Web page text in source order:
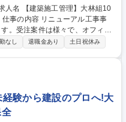
。受注案件は様々で、オフィス
工事や内装工事の案件を請け負
としてメンバーのマネジメント
ニューアル工事に取り組む為最
合わせ最適な人員を算出するだ
見直す等、日々PDCAサイクル
なし 退職金あり 土日祝休み
経験から建設のプロへ!大